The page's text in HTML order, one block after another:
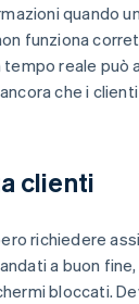
quando
funziona
reale può
che i
clienti
richiedere
a buon
bloccati.